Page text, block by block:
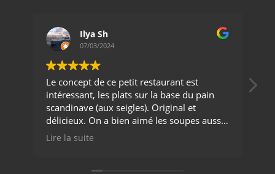
base du pain
soupes aussi.
Voyage gustative nordique en plein
de Montpellier
On y retrouve des plats savoureux,
bien équilibrés.